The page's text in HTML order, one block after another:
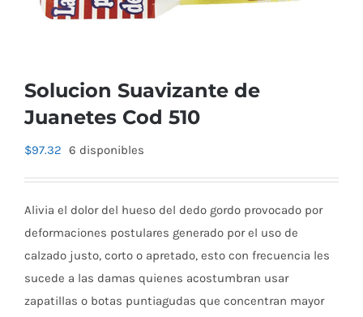
Solucion Suavizante de
Juanetes Cod 510
$97.32 6 disponibles
Alivia el dolor del hueso del dedo gordo provocado por
deformaciones postulares generado por el uso de
calzado justo, corto o apretado, esto con frecuencia les
sucede a las damas quienes acostumbran usar
zapatillas o botas puntiagudas que concentran mayor